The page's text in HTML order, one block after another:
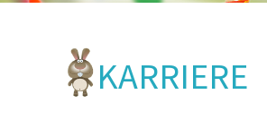
KARRIERE